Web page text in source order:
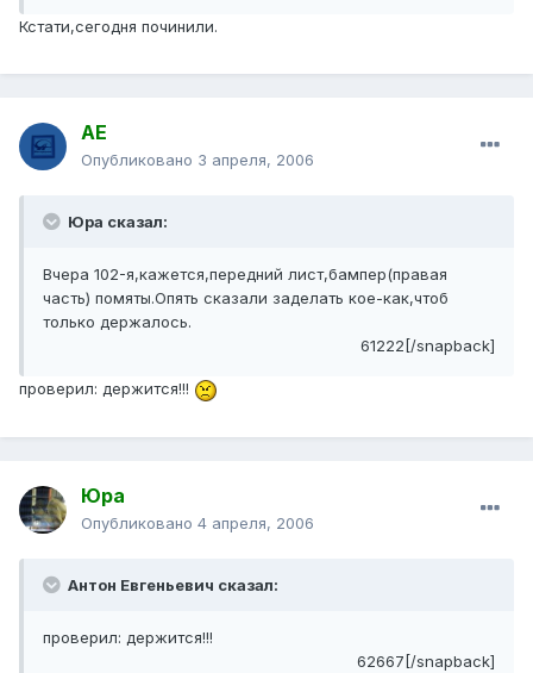
Кстати,сегодня починили.
АЕ
Опубликовано 3 апреля, 2006
Юра сказал:
Вчера 102-я,кажется,передний лист,бампер(правая
часть) помяты.Опять сказали заделать кое-как,чтоб
только держалось.
61222[/snapback]
проверил: держится!!!
Юра
Опубликовано 4 апреля, 2006
Антон Евгеньевич сказал:
проверил: держится!!!
62667[/snapback]